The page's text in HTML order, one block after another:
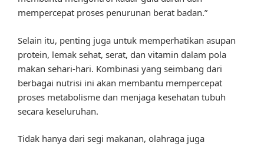
mempercepat proses penurunan berat badan.”
Selain itu, penting juga untuk memperhatikan asupan
protein, lemak sehat, serat, dan vitamin dalam pola
makan sehari-hari. Kombinasi yang seimbang dari
berbagai nutrisi ini akan membantu mempercepat
proses metabolisme dan menjaga kesehatan tubuh
secara keseluruhan.
Tidak hanya dari segi makanan, olahraga juga